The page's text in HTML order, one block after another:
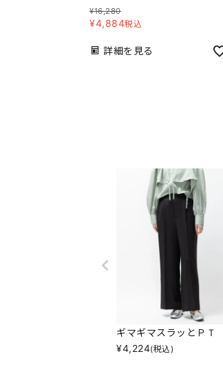
¥16,280
¥4,884税込
詳細を見る
ギマギマスラッとＰＴ
¥4,224(税込)